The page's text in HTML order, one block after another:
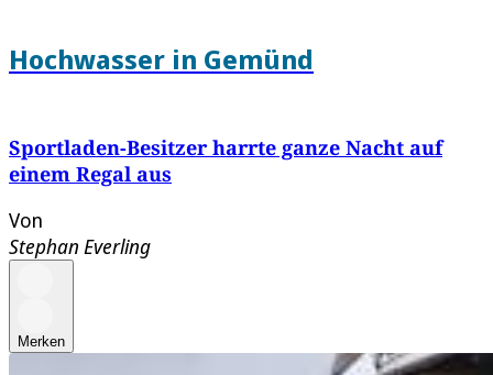
Hochwasser in Gemünd
Sportladen-Besitzer harrte ganze Nacht auf
einem Regal aus
Von
Stephan Everling
Merken